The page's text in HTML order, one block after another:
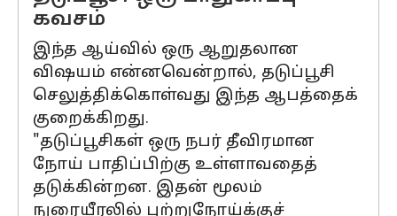
கவசம்
இந்த ஆய்வில் ஒரு ஆறுதலான
விஷயம் என்னவென்றால், தடுப்பூசி
செலுத்திக்கொள்வது இந்த ஆபத்தைக்
குறைக்கிறது.
"தடுப்பூசிகள் ஒரு நபர் தீவிரமான
நோய் பாதிப்பிற்கு உள்ளாவதைத்
தடுக்கின்றன. இதன் மூலம்
நுரையீரலில் புற்றுநோய்க்குச்